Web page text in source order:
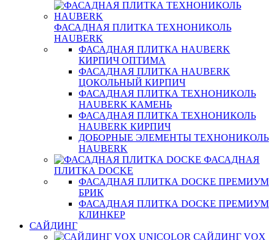
ФАСАДНАЯ ПЛИТКА ТЕХНОНИКОЛЬ
HAUBERK
ФАСАДНАЯ ПЛИТКА HAUBERK
КИРПИЧ ОПТИМА
ФАСАДНАЯ ПЛИТКА HAUBERK
ЦОКОЛЬНЫЙ КИРПИЧ
ФАСАДНАЯ ПЛИТКА ТЕХНОНИКОЛЬ
HAUBERK КАМЕНЬ
ФАСАДНАЯ ПЛИТКА ТЕХНОНИКОЛЬ
HAUBERK КИРПИЧ
ДОБОРНЫЕ ЭЛЕМЕНТЫ ТЕХНОНИКОЛЬ
HAUBERK
ФАСАДНАЯ
ПЛИТКА DOCKE
ФАСАДНАЯ ПЛИТКА DOCKE ПРЕМИУМ
БРИК
ФАСАДНАЯ ПЛИТКА DOCKE ПРЕМИУМ
КЛИНКЕР
САЙДИНГ
САЙДИНГ VOX